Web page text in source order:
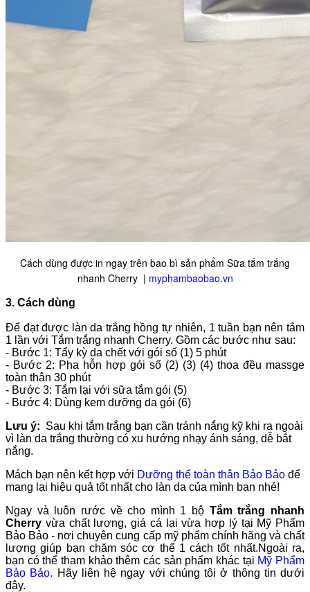
Cách dùng được in ngay trên bao bì sản phẩm Sữa tắm trắng
nhanh Cherry | myphambaobao.vn
3. Cách dùng
Để đạt được làn da trắng hồng tự nhiên, 1 tuần bạn nên tắm
1 lần với Tắm trắng nhanh Cherry. Gồm các bước như sau:
- Bước 1: Tẩy kỳ da chết với gói số (1) 5 phút
- Bước 2: Pha hỗn hợp gói số (2) (3) (4) thoa đều massge
toàn thân 30 phút
- Bước 3: Tắm lại với sữa tắm gói (5)
- Bước 4: Dùng kem dưỡng da gói (6)
Lưu ý: Sau khi tắm trắng bạn cần tránh nắng kỹ khi ra ngoài
vì làn da trắng thường có xu hướng nhạy ánh sáng, dễ bắt
nắng.
Mách bạn nên kết hợp với Dưỡng thể toàn thân Bảo Bảo để
mang lại hiệu quả tốt nhất cho làn da của mình bạn nhé!
Ngay và luôn rước về cho mình 1 bộ Tắm trắng nhanh
Cherry vừa chất lượng, giá cá lại vừa hợp lý tại Mỹ Phẩm
Bảo Bảo - nơi chuyên cung cấp mỹ phẩm chính hãng và chất
lượng giúp bạn chăm sóc cơ thể 1 cách tốt nhất.Ngoài ra,
bạn có thể tham khảo thêm các sản phẩm khác tại Mỹ Phẩm
Bảo Bảo. Hãy liên hệ ngay với chúng tôi ở thông tin dưới
đây.